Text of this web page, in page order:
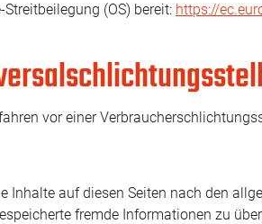
(OS) bereit: https://
vor einer
Inhalte auf diesen Seiten nach den
fremde Informationen zu